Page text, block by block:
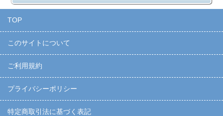
TOP
このサイトについて
ご利用規約
プライバシーポリシー
特定商取引法に基づく表記